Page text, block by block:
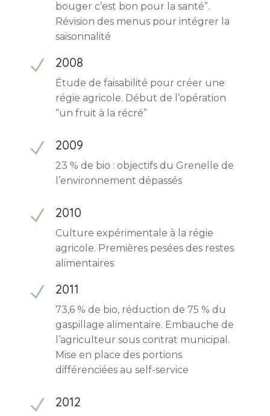
bouger c’est bon pour la santé”.
Révision des menus pour intégrer la
saisonnalité
N 2008
Étude de faisabilité pour créer une
régie agricole. Début de l’opération
“un fruit à la récré”
N 2009
23 % de bio : objectifs du Grenelle de
l’environnement dépassés
N 2010
Culture expérimentale à la régie
agricole. Premières pesées des restes
alimentaires
N 2011
73,6 % de bio, réduction de 75 % du
gaspillage alimentaire. Embauche de
l’agriculteur sous contrat municipal.
Mise en place des portions
différenciées au self-service
N 2012